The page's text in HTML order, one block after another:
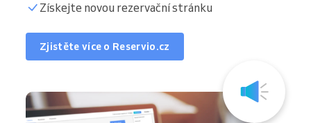
Získejte novou rezervační stránku
Zjistěte více o Reservio.cz